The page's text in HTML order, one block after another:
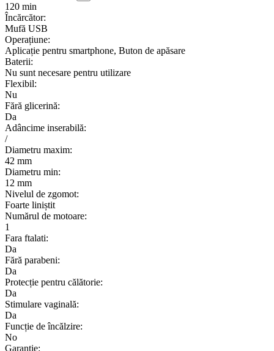
120 min
Încărcător:
Mufă USB
Operațiune:
Aplicație pentru smartphone, Buton de apăsare
Baterii:
Nu sunt necesare pentru utilizare
Flexibil:
Nu
Fără glicerină:
Da
Adâncime inserabilă:
/
Diametru maxim:
42 mm
Diametru min:
12 mm
Nivelul de zgomot:
Foarte liniștit
Numărul de motoare:
1
Fara ftalati:
Da
Fără parabeni:
Da
Protecție pentru călătorie:
Da
Stimulare vaginală:
Da
Funcție de încălzire:
No
Garanție: